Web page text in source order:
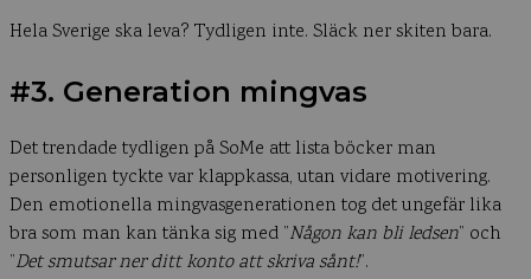
Hela Sverige ska leva? Tydligen inte. Släck ner skiten bara.
#3. Generation mingvas
Det trendade tydligen på SoMe att lista böcker man
personligen tyckte var klappkassa, utan vidare motivering.
Den emotionella mingvasgenerationen tog det ungefär lika
bra som man kan tänka sig med ”Någon kan bli ledsen” och
”Det smutsar ner ditt konto att skriva sånt!”.